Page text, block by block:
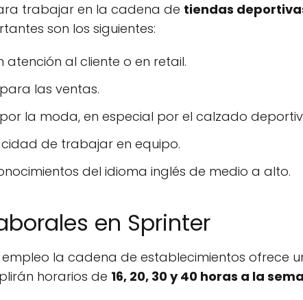
trabajar en la cadena de tiendas
son los siguientes:
atención al cliente o en retail.
las ventas.
la moda, en especial por el calzado
de trabajar en equipo.
del idioma inglés de medio a alto.
en Sprinter
la cadena de establecimientos ofrece
horarios de 16, 20, 30 y 40 horas a la